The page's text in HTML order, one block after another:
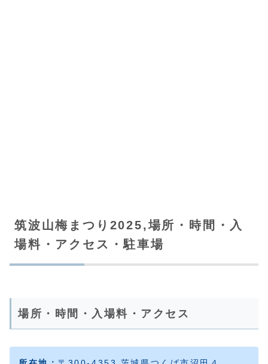
筑波山梅まつり2025,場所・時間・入
場料・アクセス・駐車場
場所・時間・入場料・アクセス